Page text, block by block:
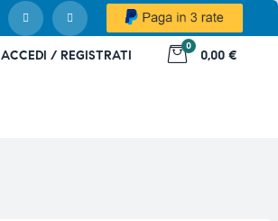
ACCEDI / REGISTRATI
0
0,00 €